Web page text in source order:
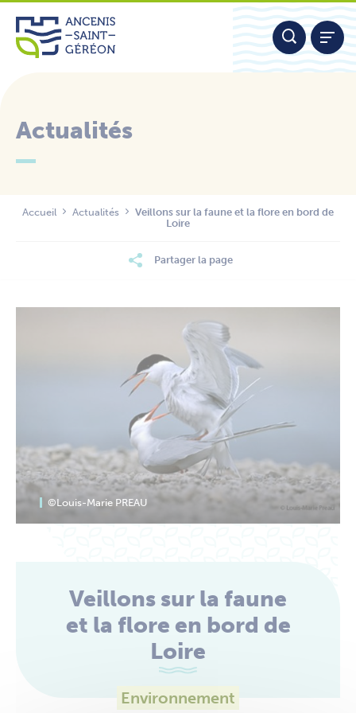
Aller
contenu
Actualités
Accueil Actualités
Veillons sur la faune et la flore en bord de
Loire
Partager la page
©Louis-Marie PREAU
Veillons sur la faune
et la flore en bord de
Loire
Environnement
Panneau de gestion des cookies